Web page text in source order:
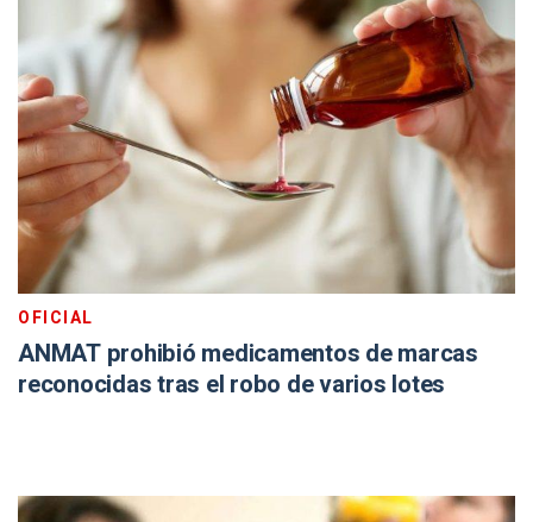
OFICIAL
ANMAT prohibió medicamentos de marcas
reconocidas tras el robo de varios lotes